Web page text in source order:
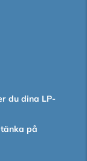
du dina LP-
på